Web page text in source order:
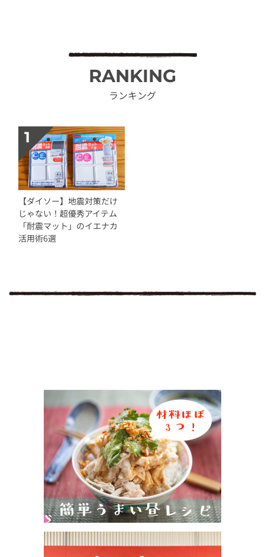
RANKING
ランキング
【ダイソー】地震対策だけ
じゃない！超優秀アイテム
「耐震マット」のイエナカ
活用術6選